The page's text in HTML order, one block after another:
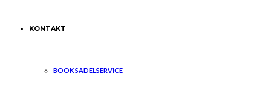
KONTAKT
BOOK SADELSERVICE